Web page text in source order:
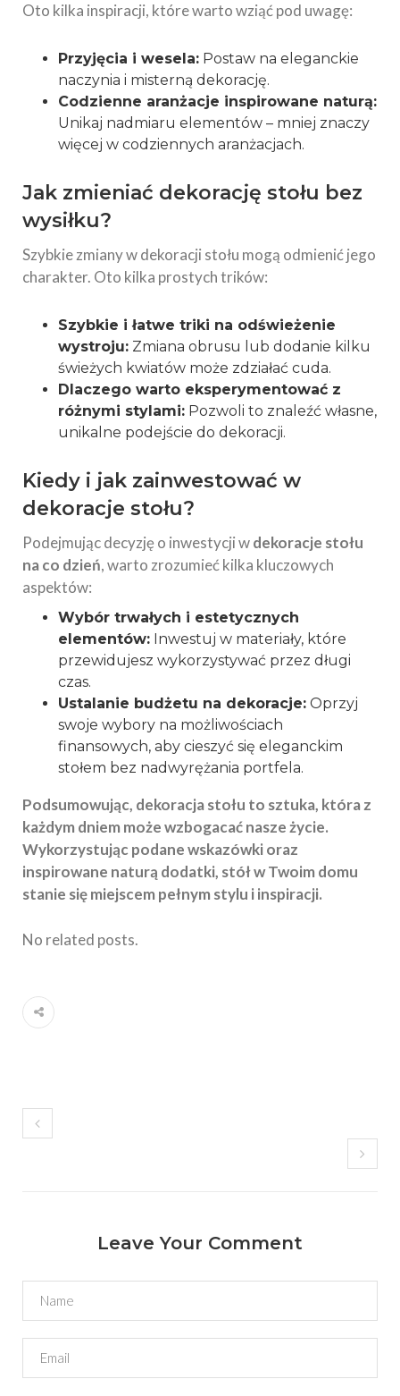
Oto kilka inspiracji, które warto wziąć pod uwagę:
Przyjęcia i wesela: Postaw na eleganckie
naczynia i misterną dekorację.
Codzienne aranżacje inspirowane naturą:
Unikaj nadmiaru elementów – mniej znaczy
więcej w codziennych aranżacjach.
Jak zmieniać dekorację stołu bez
wysiłku?
Szybkie zmiany w dekoracji stołu mogą odmienić jego
charakter. Oto kilka prostych trików:
Szybkie i łatwe triki na odświeżenie
wystroju: Zmiana obrusu lub dodanie kilku
świeżych kwiatów może zdziałać cuda.
Dlaczego warto eksperymentować z
różnymi stylami: Pozwoli to znaleźć własne,
unikalne podejście do dekoracji.
Kiedy i jak zainwestować w
dekoracje stołu?
Podejmując decyzję o inwestycji wdekoracje stołu
na co dzień, warto zrozumieć kilka kluczowych
aspektów:
Wybór trwałych i estetycznych
elementów: Inwestuj w materiały, które
przewidujesz wykorzystywać przez długi
czas.
Ustalanie budżetu na dekoracje: Oprzyj
swoje wybory na możliwościach
finansowych, aby cieszyć się eleganckim
stołem bez nadwyrężania portfela.
Podsumowując, dekoracja stołu to sztuka, która z
każdym dniem może wzbogacać nasze życie.
Wykorzystując podane wskazówki oraz
inspirowane naturą dodatki, stół w Twoim domu
stanie się miejscem pełnym stylu i inspiracji.
No related posts.
Leave Your Comment